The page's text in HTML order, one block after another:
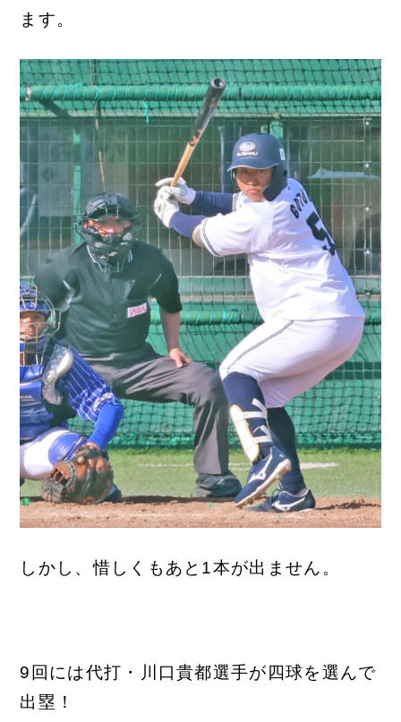
ます。
しかし、惜しくもあと1本が出ません。
9回には代打・川口貴都選手が四球を選んで
出塁！